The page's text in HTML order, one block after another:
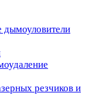
дымоуловители
резчиков и